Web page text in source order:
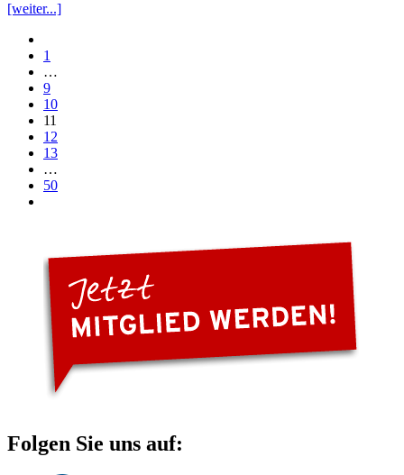
[weiter...]
1
…
9
10
11
12
13
…
50
Folgen Sie uns auf: